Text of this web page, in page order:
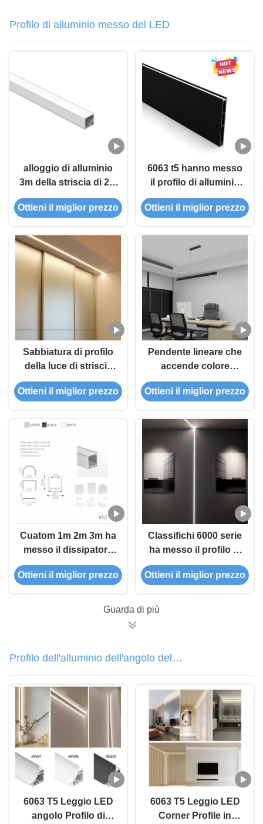
Profilo di alluminio messo del LED
alloggio di alluminio
3m della striscia di 2m
LED utilizzato nel
supermercato
Ottieni il miglior prezzo
6063 t5 hanno messo
il profilo di alluminio
del LED con cavo
d'attaccatura
Ottieni il miglior prezzo
Sabbiatura di profilo
della luce di striscia
della lega LED di
AL6063 T5 con il
Ottieni il miglior prezzo
Pendente lineare che
accende colore
bianco nero di profilo
di alluminio
Ottieni il miglior prezzo
Cuatom 1m 2m 3m ha
messo il dissipatore
di calore
impermeabile di
Ottieni il miglior prezzo
Classifichi 6000 serie
ha messo il profilo di
alluminio del LED che
sabbia 6063 T5
Ottieni il miglior prezzo
Guarda di più
Profilo dell'alluminio dell'angolo del
LED
6063 T5 Leggio LED
angolo Profilo di
6063 T5 Leggio LED
Corner Profile in